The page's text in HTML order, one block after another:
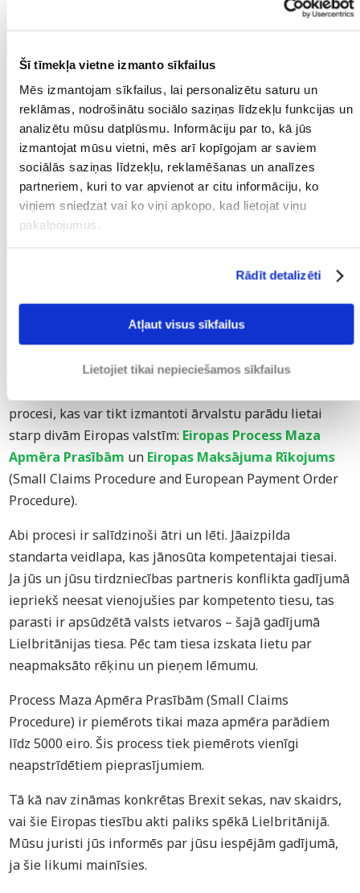
Šī tīmekļa vietne izmanto sīkfailus
Mēs izmantojam sīkfailus, lai personalizētu saturu un
reklāmas, nodrošinātu sociālo saziņas līdzekļu funkcijas un
analizētu mūsu datplūsmu. Informāciju par to, kā jūs
izmantojat mūsu vietni, mēs arī kopīgojam ar saviem
sociālās saziņas līdzekļu, reklamēšanas un analīzes
partneriem, kuri to var apvienot ar citu informāciju, ko
viņiem sniedzat vai ko viņi apkopo, kad lietojat viņu
pakalpojumus.
Rādīt detalizēti
Atļaut visus sīkfailus
Lietojiet tikai nepieciešamos sīkfailus
STARPTAUTISKI PARĀDU
PIEDZIŅAS LIKUMI
Papildus Lielbritānijas parādu piedziņas likumiem ir arī
Savienībai ir svarīgi stimulēt tirdzniecību starp Eiropas
procesi, kas var tikt izmantoti ārvalstu parādu lietai
starp divām Eiropas valstīm: Eiropas Process Maza
Apmēra Prasībām un Eiropas Maksājuma Rīkojums
(Small Claims Procedure and European Payment Order
Procedure).
Abi procesi ir salīdzinoši ātri un lēti. Jāaizpilda
standarta veidlapa, kas jānosūta kompetentajai tiesai.
Ja jūs un jūsu tirdzniecības partneris konflikta gadījumā
iepriekš neesat vienojušies par kompetento tiesu, tas
parasti ir apsūdzētā valsts ietvaros – šajā gadījumā
Lielbritānijas tiesa. Pēc tam tiesa izskata lietu par
neapmaksāto rēķinu un pieņem lēmumu.
Process Maza Apmēra Prasībām (Small Claims
Procedure) ir piemērots tikai maza apmēra parādiem
līdz 5000 eiro. Šis process tiek piemērots vienīgi
neapstrīdētiem pieprasījumiem.
Tā kā nav zināmas konkrētas Brexit sekas, nav skaidrs,
vai šie Eiropas tiesību akti paliks spēkā Lielbritānijā.
Mūsu juristi jūs informēs par jūsu iespējām gadījumā,
ja šie likumi mainīsies.